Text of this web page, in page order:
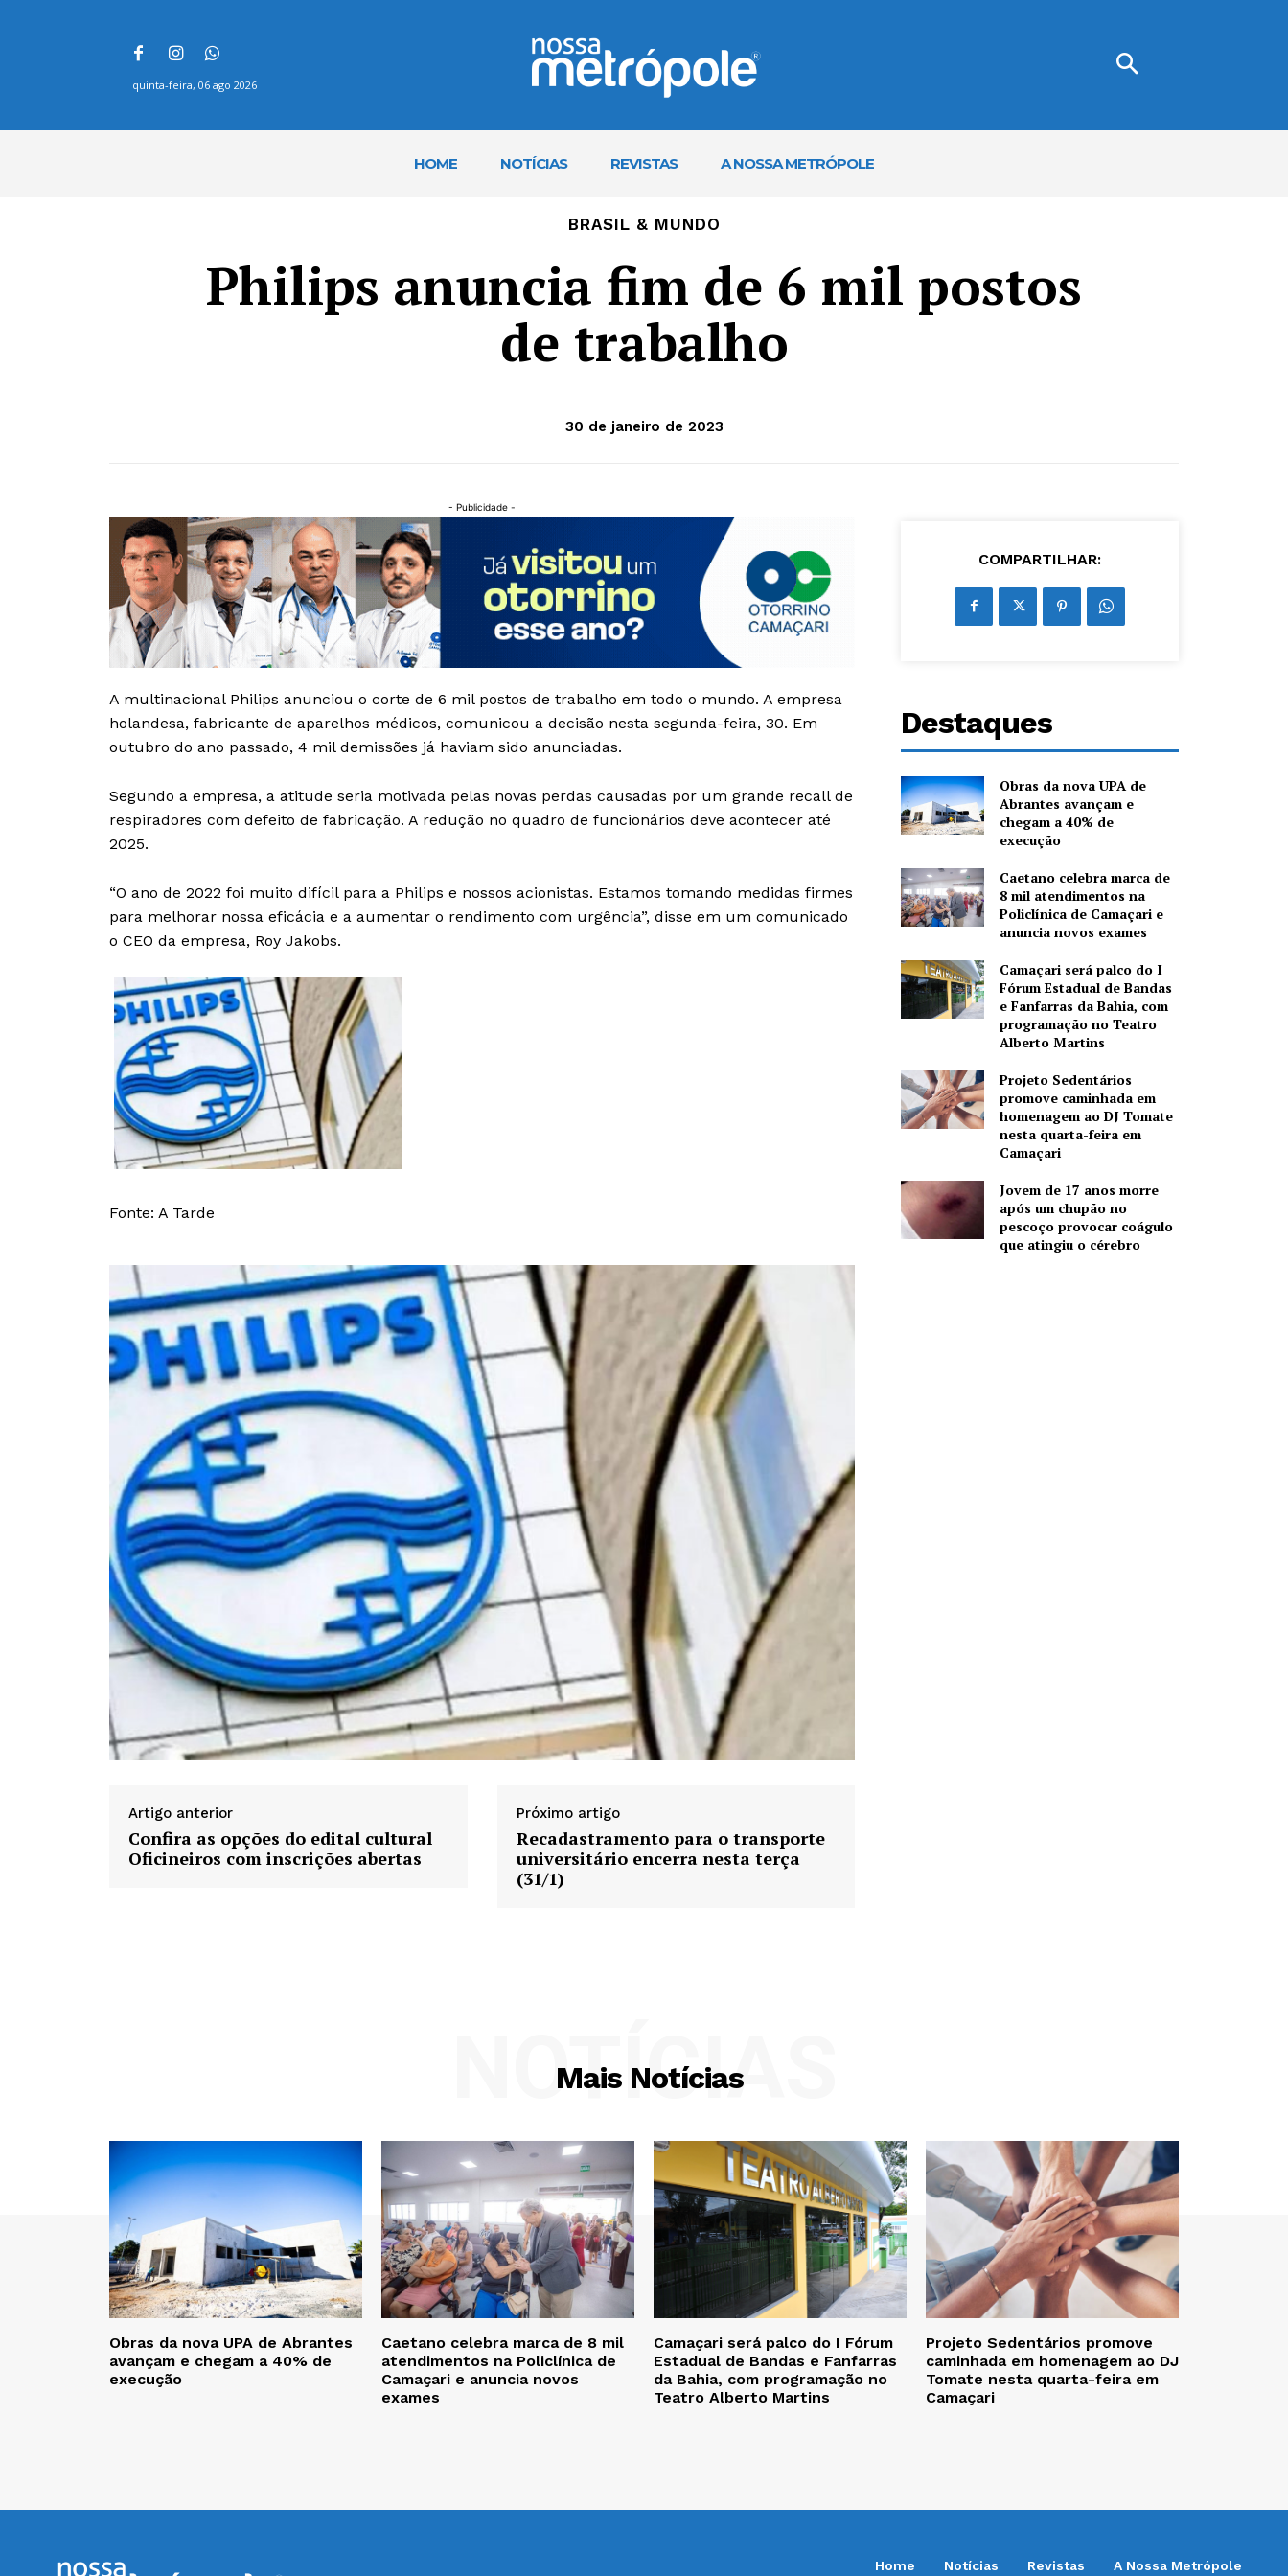
quinta-feira, 06 ago 2026
HOME NOTÍCIAS REVISTAS A NOSSA METRÓPOLE
BRASIL & MUNDO
Philips anuncia fim de 6 mil postos
de trabalho
30 de janeiro de 2023
- Publicidade -
A multinacional Philips anunciou o corte de 6 mil postos de trabalho em todo o mundo. A empresa
holandesa, fabricante de aparelhos médicos, comunicou a decisão nesta segunda-feira, 30. Em
outubro do ano passado, 4 mil demissões já haviam sido anunciadas.
Segundo a empresa, a atitude seria motivada pelas novas perdas causadas por um grande recall de
respiradores com defeito de fabricação. A redução no quadro de funcionários deve acontecer até
2025.
“O ano de 2022 foi muito difícil para a Philips e nossos acionistas. Estamos tomando medidas firmes
para melhorar nossa eficácia e a aumentar o rendimento com urgência”, disse em um comunicado
o CEO da empresa, Roy Jakobs.
Fonte: A Tarde
Artigo anterior
Confira as opções do edital cultural
Oficineiros com inscrições abertas
Próximo artigo
Recadastramento para o transporte
universitário encerra nesta terça
(31/1)
COMPARTILHAR:
Destaques
Obras da nova UPA de
Abrantes avançam e
chegam a 40% de
execução
Caetano celebra marca de
8 mil atendimentos na
Policlínica de Camaçari e
anuncia novos exames
Camaçari será palco do I
Fórum Estadual de Bandas
e Fanfarras da Bahia, com
programação no Teatro
Alberto Martins
Projeto Sedentários
promove caminhada em
homenagem ao DJ Tomate
nesta quarta-feira em
Camaçari
Jovem de 17 anos morre
após um chupão no
pescoço provocar coágulo
que atingiu o cérebro
Mais Notícias
NOTÍCIAS
Obras da nova UPA de Abrantes
avançam e chegam a 40% de
execução
Caetano celebra marca de 8 mil
atendimentos na Policlínica de
Camaçari e anuncia novos
exames
Camaçari será palco do I Fórum
Estadual de Bandas e Fanfarras
da Bahia, com programação no
Teatro Alberto Martins
Projeto Sedentários promove
caminhada em homenagem ao DJ
Tomate nesta quarta-feira em
Camaçari
Home Notícias Revistas A Nossa Metrópole